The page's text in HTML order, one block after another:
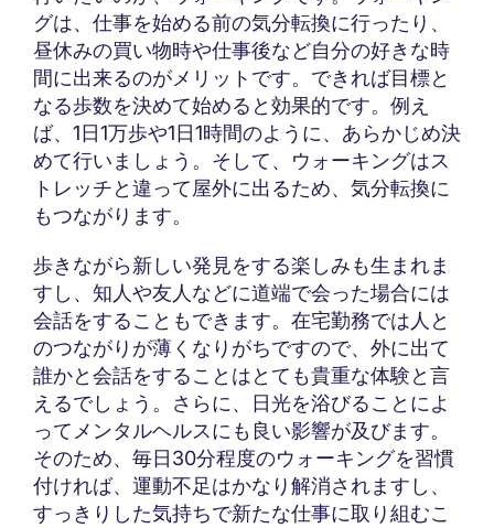
グは、仕事を始める前の気分転換に行ったり、
昼休みの買い物時や仕事後など自分の好きな時
間に出来るのがメリットです。できれば目標と
なる歩数を決めて始めると効果的です。例え
ば、1日1万歩や1日1時間のように、あらかじめ決
めて行いましょう。そして、ウォーキングはス
トレッチと違って屋外に出るため、気分転換に
もつながります。
歩きながら新しい発見をする楽しみも生まれま
すし、知人や友人などに道端で会った場合には
会話をすることもできます。在宅勤務では人と
のつながりが薄くなりがちですので、外に出て
誰かと会話をすることはとても貴重な体験と言
えるでしょう。さらに、日光を浴びることによ
ってメンタルヘルスにも良い影響が及びます。
そのため、毎日30分程度のウォーキングを習慣
付ければ、運動不足はかなり解消されますし、
すっきりした気持ちで新たな仕事に取り組むこ